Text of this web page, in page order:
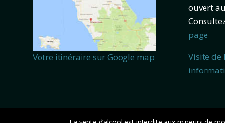
Votre itinéraire sur Google map
ouvert
Consultez
page
Visite de